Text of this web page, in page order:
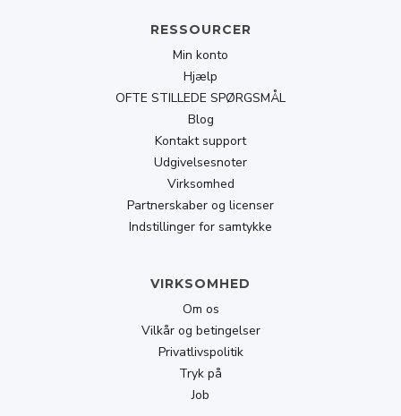
RESSOURCER
Min konto
Hjælp
OFTE STILLEDE SPØRGSMÅL
Blog
Kontakt support
Udgivelsesnoter
Virksomhed
Partnerskaber og licenser
Indstillinger for samtykke
VIRKSOMHED
Om os
Vilkår og betingelser
Privatlivspolitik
Tryk på
Job